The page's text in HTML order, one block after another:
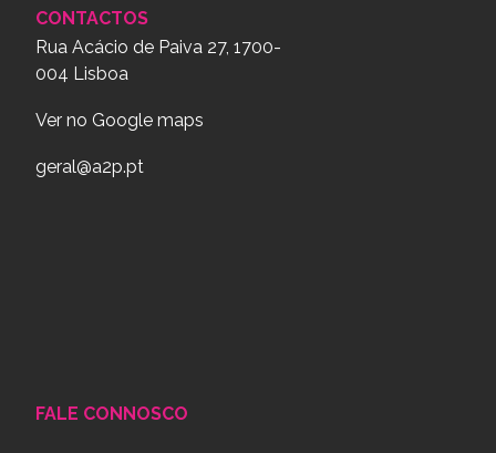
CONTACTOS
Rua Acácio de Paiva 27, 1700-
004 Lisboa
Ver no Google maps
geral@a2p.pt
FALE CONNOSCO